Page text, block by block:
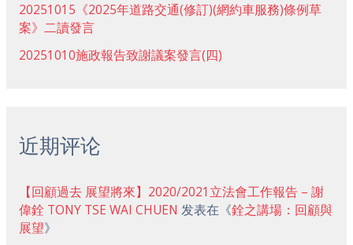
20251015《2025年道路交通(修訂)(網約車服務)條例草
案》二讀發言
20251010施政報告致謝議案發言(四)
近期评论
【回顧過去 展望將來】2020/2021立法會工作報告 – 謝
偉銓 TONY TSE WAI CHUEN 发表在《銓之講場：回顧與
展望》